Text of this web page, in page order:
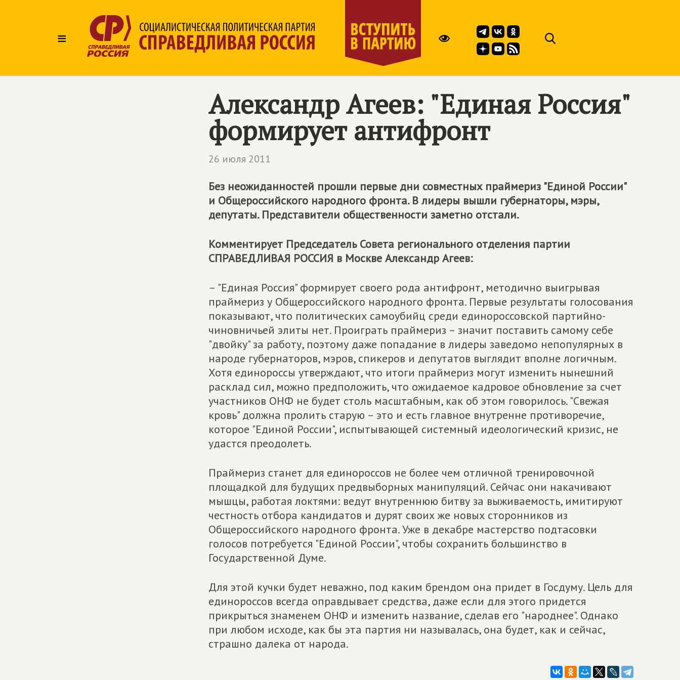
≡
Александр Агеев: "Единая Россия"
формирует антифронт
26 июля 2011
Без неожиданностей прошли первые дни совместных праймериз "Единой России"
и Общероссийского народного фронта. В лидеры вышли губернаторы, мэры,
депутаты. Представители общественности заметно отстали.
Комментирует Председатель Совета регионального отделения партии
СПРАВЕДЛИВАЯ РОССИЯ в Москве Александр Агеев:
– "Единая Россия" формирует своего рода антифронт, методично выигрывая
праймериз у Общероссийского народного фронта. Первые результаты голосования
показывают, что политических самоубийц среди единороссовской партийно-
чиновничьей элиты нет. Проиграть праймериз – значит поставить самому себе
"двойку" за работу, поэтому даже попадание в лидеры заведомо непопулярных в
народе губернаторов, мэров, спикеров и депутатов выглядит вполне логичным.
Хотя единороссы утверждают, что итоги праймериз могут изменить нынешний
расклад сил, можно предположить, что ожидаемое кадровое обновление за счет
участников ОНФ не будет столь масштабным, как об этом говорилось. "Свежая
кровь" должна пролить старую – это и есть главное внутренне противоречие,
которое "Единой России", испытывающей системный идеологический кризис, не
удастся преодолеть.
Праймериз станет для единороссов не более чем отличной тренировочной
площадкой для будущих предвыборных манипуляций. Сейчас они накачивают
мышцы, работая локтями: ведут внутреннюю битву за выживаемость, имитируют
честность отбора кандидатов и дурят своих же новых сторонников из
Общероссийского народного фронта. Уже в декабре мастерство подтасовки
голосов потребуется "Единой России", чтобы сохранить большинство в
Государственной Думе.
Для этой кучки будет неважно, под каким брендом она придет в Госдуму. Цель для
единороссов всегда оправдывает средства, даже если для этого придется
прикрыться знаменем ОНФ и изменить название, сделав его "народнее". Однако
при любом исходе, как бы эта партия ни называлась, она будет, как и сейчас,
страшно далека от народа.